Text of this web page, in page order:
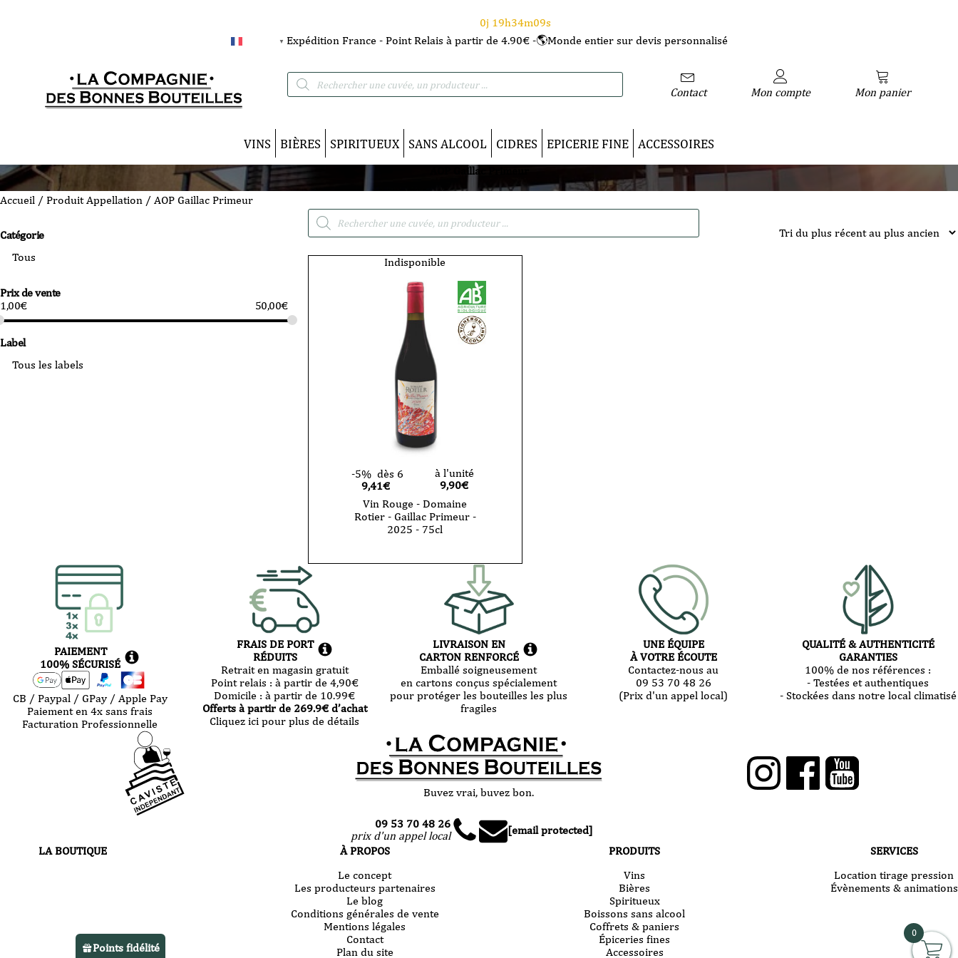
0j 19h34m08s
▼ Expédition France - Point Relais à partir de 4.90€ -🌎Monde entier sur devis personnalisé
Recherche
de
Contact Mon compte Mon panier
VINS BIÈRES SPIRITUEUX SANS ALCOOL CIDRES EPICERIE FINE ACCESSOIRES
AOP Gaillac Primeur
Accueil / Produit Appellation / AOP Gaillac Primeur
Recherche
Catégorie
Prix de vente
1,00€ 50,00€
Label
Indisponible
-5% dès 6
9,41€
à l'unité
9,90€
Vin Rouge - Domaine
Rotier - Gaillac Primeur -
2025 - 75cl
PAIEMENT
100% SÉCURISÉ
CB / Paypal / GPay / Apple Pay
Paiement en 4x sans frais
Facturation Professionnelle
FRAIS DE PORT
RÉDUITS
Retrait en magasin gratuit
Point relais : à partir de 4,90€
Domicile :à partir de 10.99€
Offerts à partir de 269.9€ d’achat
Cliquez ici pour plus de détails
LIVRAISON EN
CARTON RENFORCÉ
Emballé soigneusement
en cartons conçus spécialement
pour protéger les bouteilles les plus
fragiles
UNE ÉQUIPE
À VOTRE ÉCOUTE
Contactez-nous au
09 53 70 48 26
(Prix d'un appel local)
QUALITÉ & AUTHENTICITÉ
GARANTIES
100% de nos références :
- Testées et authentiques
- Stockées dans notre local climatisé
Buvez vrai, buvez bon.
09 53 70 48 26
prix d'un appel local
[email protected]
LA BOUTIQUE
de 10h à 13h
et de 14h à 22h
À PROPOS
Le concept
Les producteurs partenaires
Le blog
Conditions générales de vente
Mentions légales
Contact
Plan du site
PRODUITS
Vins
Bières
Spiritueux
Boissons sans alcool
Coffrets & paniers
Épiceries fines
Accessoires
SERVICES
Location tirage pression
Évènements & animations
Points fidélité
0